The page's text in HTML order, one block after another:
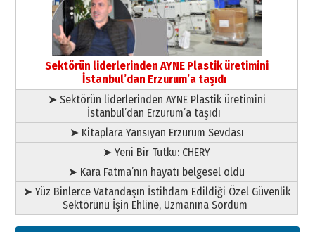
13 Mayıs 2026 Çarşamba
Esat BİNDESEN
Başkan Sekmen’den Erzurum’a
bir vizyon proje daha!
02 Ağustos 2026 Pazar
Sektörün liderlerinden AYNE Plastik üretimini
İstanbul’dan Erzurum’a taşıdı
➤ Sektörün liderlerinden AYNE Plastik üretimini
İstanbul’dan Erzurum’a taşıdı
➤ Kitaplara Yansıyan Erzurum Sevdası
➤ Yeni Bir Tutku: CHERY
➤ Kara Fatma’nın hayatı belgesel oldu
➤ Yüz Binlerce Vatandaşın İstihdam Edildiği Özel Güvenlik
Sektörünü İşin Ehline, Uzmanına Sordum